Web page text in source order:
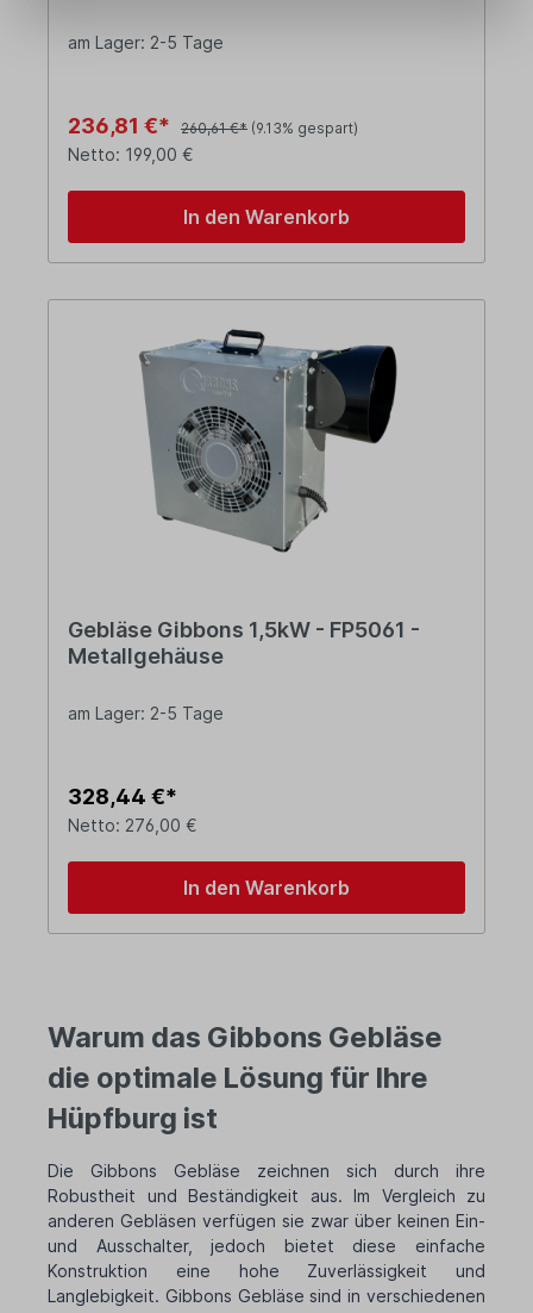
am Lager: 2-5 Tage
236,81 €* 260,61 €* (9.13% gespart)
Netto: 199,00 €
In den Warenkorb
Gebläse Gibbons 1,5kW - FP5061 -
Metallgehäuse
am Lager: 2-5 Tage
328,44 €*
Netto: 276,00 €
In den Warenkorb
Warum das Gibbons Gebläse
die optimale Lösung für Ihre
Hüpfburg ist
Die Gibbons Gebläse zeichnen sich durch ihre
Robustheit und Beständigkeit aus. Im Vergleich zu
anderen Gebläsen verfügen sie zwar über keinen Ein-
und Ausschalter, jedoch bietet diese einfache
Konstruktion eine hohe Zuverlässigkeit und
Langlebigkeit. Gibbons Gebläse sind in verschiedenen